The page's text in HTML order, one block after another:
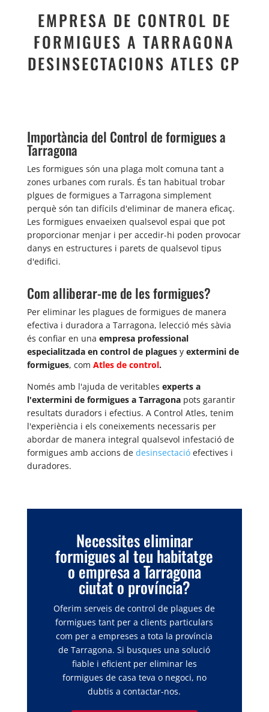
EMPRESA DE CONTROL DE
FORMIGUES A TARRAGONA
DESINSECTACIONS ATLES CP
Importància del Control de formigues a
Tarragona
Les formigues són una plaga molt comuna tant a
zones urbanes com rurals. És tan habitual trobar
plgues de formigues a Tarragona simplement
perquè són tan difícils d'eliminar de manera eficaç.
Les formigues envaeixen qualsevol espai que pot
proporcionar menjar i per accedir-hi poden provocar
danys en estructures i parets de qualsevol tipus
d'edifici.
Com alliberar-me de les formigues?
Per eliminar les plagues de formigues de manera
efectiva i duradora a Tarragona, lelecció més sàvia
és confiar en una empresa professional
especialitzada en control de plaguesy extermini de
formigues, com Atles de control.
Només amb l'ajuda de veritables experts a
l'extermini de formigues a Tarragonapots garantir
resultats duradors i efectius. A Control Atles, tenim
l'experiència i els coneixements necessaris per
abordar de manera integral qualsevol infestació de
formigues amb accions de desinsectacióefectives i
duradores.
Necessites eliminar
formigues al teu habitatge
o empresa a Tarragona
ciutat o província?
Oferim serveis de control de plagues de
formigues tant per a clients particulars
com per a empreses a tota la província
de Tarragona. Si busques una solució
fiable i eficient per eliminar les
formigues de casa teva o negoci, no
dubtis a contactar-nos.